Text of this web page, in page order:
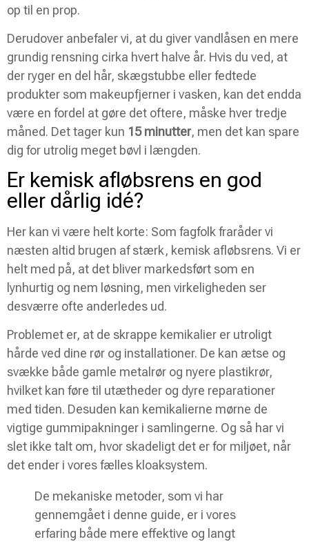
op til en prop.
Derudover anbefaler vi, at du giver vandlåsen en mere
grundig rensning cirka hvert halve år. Hvis du ved, at
der ryger en del hår, skægstubbe eller fedtede
produkter som makeupfjerner i vasken, kan det endda
være en fordel at gøre det oftere, måske hver tredje
måned. Det tager kun 15 minutter, men det kan spare
dig for utrolig meget bøvl i længden.
Er kemisk afløbsrens en god
eller dårlig idé?
Her kan vi være helt korte: Som fagfolk fraråder vi
næsten altid brugen af stærk, kemisk afløbsrens. Vi er
helt med på, at det bliver markedsført som en
lynhurtig og nem løsning, men virkeligheden ser
desværre ofte anderledes ud.
Problemet er, at de skrappe kemikalier er utroligt
hårde ved dine rør og installationer. De kan ætse og
svække både gamle metalrør og nyere plastikrør,
hvilket kan føre til utætheder og dyre reparationer
med tiden. Desuden kan kemikalierne mørne de
vigtige gummipakninger i samlingerne. Og så har vi
slet ikke talt om, hvor skadeligt det er for miljøet, når
det ender i vores fælles kloaksystem.
De mekaniske metoder, som vi har
gennemgået i denne guide, er i vores
erfaring både mere effektive og langt